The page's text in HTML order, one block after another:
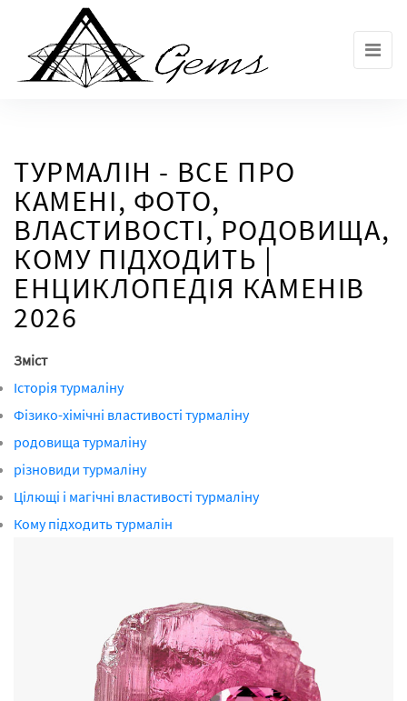
ТУРМАЛІН - ВСЕ ПРО
КАМЕНІ, ФОТО,
ВЛАСТИВОСТІ, РОДОВИЩА,
КОМУ ПІДХОДИТЬ |
ЕНЦИКЛОПЕДІЯ КАМЕНІВ
2026
Зміст
Історія турмаліну
Фізико-хімічні властивості турмаліну
родовища турмаліну
різновиди турмаліну
Цілющі і магічні властивості турмаліну
Кому підходить турмалін